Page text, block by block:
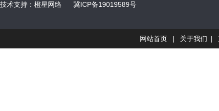
技术支持： 橙星网络 冀ICP备19019589号
网站首页 | 关于我们 |